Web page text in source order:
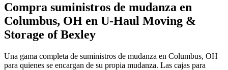
Compra suministros de mudanza en
Columbus, OH en U-Haul Moving &
Storage of Bexley
Una gama completa de suministros de mudanza en Columbus, OH
para quienes se encargan de su propia mudanza. Las cajas para